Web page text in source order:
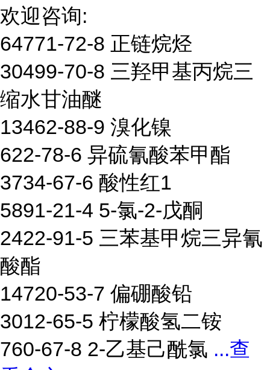
欢迎咨询:
64771-72-8 正链烷烃
30499-70-8 三羟甲基丙烷三
缩水甘油醚
13462-88-9 溴化镍
622-78-6 异硫氰酸苯甲酯
3734-67-6 酸性红1
5891-21-4 5-氯-2-戊酮
2422-91-5 三苯基甲烷三异氰
酸酯
14720-53-7 偏硼酸铅
3012-65-5 柠檬酸氢二铵
760-67-8 2-乙基己酰氯 ...查